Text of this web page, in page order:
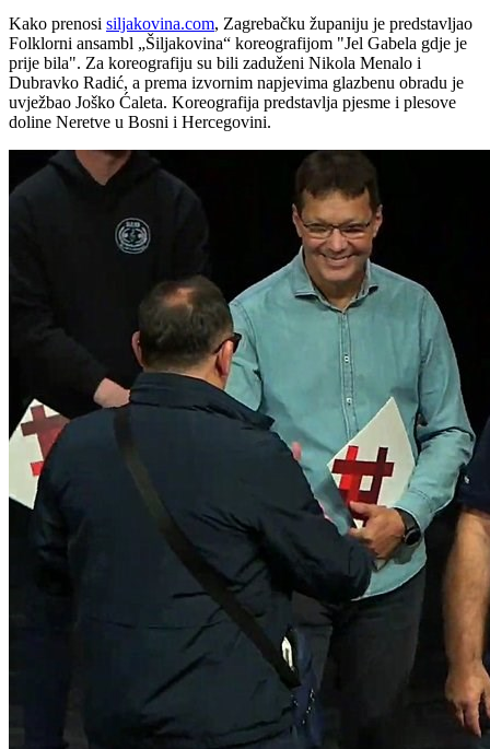
Kako prenosi siljakovina.com, Zagrebačku županiju je predstavljao
Folklorni ansambl „Šiljakovina“ koreografijom "Jel Gabela gdje je
prije bila". Za koreografiju su bili zaduženi Nikola Menalo i
Dubravko Radić, a prema izvornim napjevima glazbenu obradu je
uvježbao Joško Ćaleta. Koreografija predstavlja pjesme i plesove
doline Neretve u Bosni i Hercegovini.